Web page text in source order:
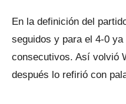
En la definición del
seguidos y para el 4-0
consecutivos. Así volvió
después lo refirió con